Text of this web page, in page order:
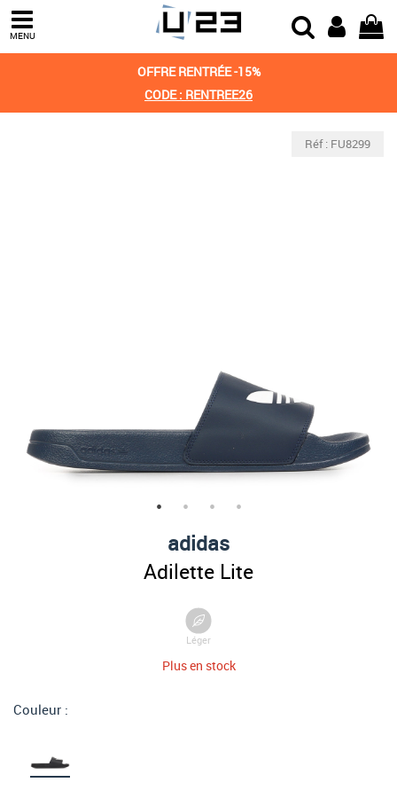
MENU
OFFRE RENTRÉE -15%
CODE : RENTREE26
Réf : FU8299
adidas
Adilette Lite
Léger
Plus en stock
Couleur :